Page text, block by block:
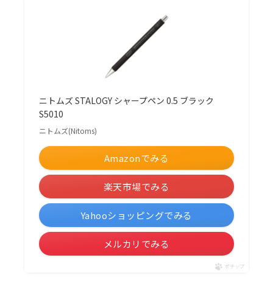
ニトムズ STALOGY シャープペン 0.5 ブラック
S5010
ニトムズ(Nitoms)
Amazonでみる
楽天市場でみる
Yahooショッピングでみる
メルカリでみる
ポチップ